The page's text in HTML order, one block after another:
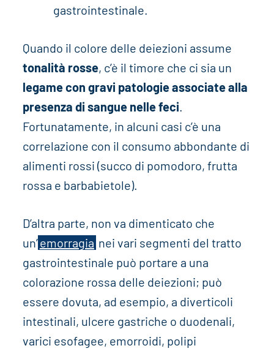
gastrointestinale.
Quando il colore delle deiezioni assume
tonalità rosse, c’è il timore che ci sia un
legame con gravi patologie associate alla
presenza di sangue nelle feci.
Fortunatamente, in alcuni casi c’è una
correlazione con il consumo abbondante di
alimenti rossi (succo di pomodoro, frutta
rossa e barbabietole).
D’altra parte, non va dimenticato che
un’emorragia nei vari segmenti del tratto
gastrointestinale può portare a una
colorazione rossa delle deiezioni; può
essere dovuta, ad esempio, a diverticoli
intestinali, ulcere gastriche o duodenali,
varici esofagee, emorroidi, polipi